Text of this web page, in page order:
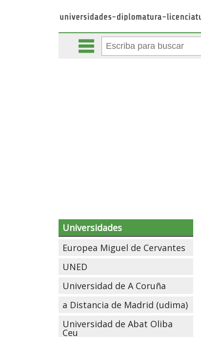
Universidades
Europea Miguel de Cervantes
UNED
Universidad de A Coruña
a Distancia de Madrid (udima)
Universidad de Abat Oliba
Ceu